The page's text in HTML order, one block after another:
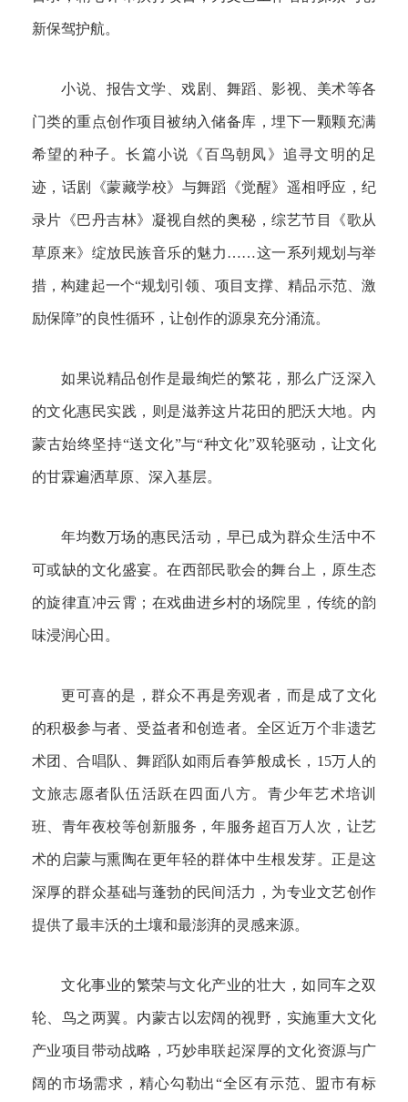
新保驾护航。
小说、报告文学、戏剧、舞蹈、影视、美术等各
门类的重点创作项目被纳入储备库，埋下一颗颗充满
希望的种子。长篇小说《百鸟朝凤》追寻文明的足
迹，话剧《蒙藏学校》与舞蹈《觉醒》遥相呼应，纪
录片《巴丹吉林》凝视自然的奥秘，综艺节目《歌从
草原来》绽放民族音乐的魅力……这一系列规划与举
措，构建起一个“规划引领、项目支撑、精品示范、激
励保障”的良性循环，让创作的源泉充分涌流。
如果说精品创作是最绚烂的繁花，那么广泛深入
的文化惠民实践，则是滋养这片花田的肥沃大地。内
蒙古始终坚持“送文化”与“种文化”双轮驱动，让文化
的甘霖遍洒草原、深入基层。
年均数万场的惠民活动，早已成为群众生活中不
可或缺的文化盛宴。在西部民歌会的舞台上，原生态
的旋律直冲云霄；在戏曲进乡村的场院里，传统的韵
味浸润心田。
更可喜的是，群众不再是旁观者，而是成了文化
的积极参与者、受益者和创造者。全区近万个非遗艺
术团、合唱队、舞蹈队如雨后春笋般成长，15万人的
文旅志愿者队伍活跃在四面八方。青少年艺术培训
班、青年夜校等创新服务，年服务超百万人次，让艺
术的启蒙与熏陶在更年轻的群体中生根发芽。正是这
深厚的群众基础与蓬勃的民间活力，为专业文艺创作
提供了最丰沃的土壤和最澎湃的灵感来源。
文化事业的繁荣与文化产业的壮大，如同车之双
轮、鸟之两翼。内蒙古以宏阔的视野，实施重大文化
产业项目带动战略，巧妙串联起深厚的文化资源与广
阔的市场需求，精心勾勒出“全区有示范、盟市有标